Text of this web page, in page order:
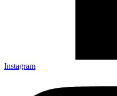
Instagram